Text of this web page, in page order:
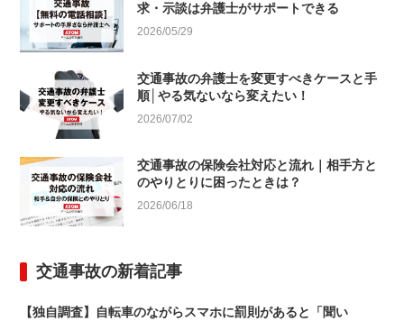
求・示談は弁護士がサポートできる
2026/05/29
交通事故の弁護士を変更すべきケースと手
順│やる気ないなら変えたい！
2026/07/02
交通事故の保険会社対応と流れ｜相手方と
のやりとりに困ったときは？
2026/06/18
交通事故の新着記事
【独自調査】自転車のながらスマホに罰則があると「聞い